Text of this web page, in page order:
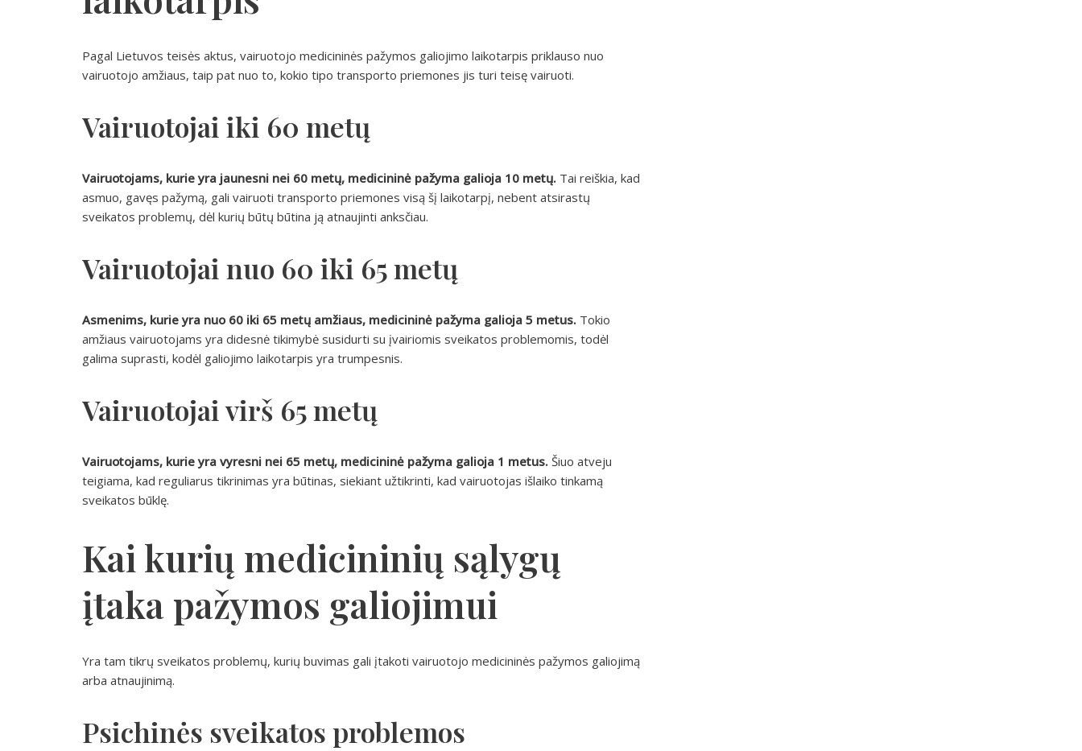
Pagal Lietuvos teisės aktus, vairuotojo medicininės pažymos galiojimo laikotarpis priklauso nuo
vairuotojo amžiaus, taip pat nuo to, kokio tipo transporto priemones jis turi teisę vairuoti.
Vairuotojai iki 60 metų
Vairuotojams, kurie yra jaunesni nei 60 metų, medicininė pažyma galioja 10 metų. Tai reiškia, kad
asmuo, gavęs pažymą, gali vairuoti transporto priemones visą šį laikotarpį, nebent atsirastų
sveikatos problemų, dėl kurių būtų būtina ją atnaujinti anksčiau.
Vairuotojai nuo 60 iki 65 metų
Asmenims, kurie yra nuo 60 iki 65 metų amžiaus, medicininė pažyma galioja 5 metus. Tokio
amžiaus vairuotojams yra didesnė tikimybė susidurti su įvairiomis sveikatos problemomis, todėl
galima suprasti, kodėl galiojimo laikotarpis yra trumpesnis.
Vairuotojai virš 65 metų
Vairuotojams, kurie yra vyresni nei 65 metų, medicininė pažyma galioja 1 metus. Šiuo atveju
teigiama, kad reguliarus tikrinimas yra būtinas, siekiant užtikrinti, kad vairuotojas išlaiko tinkamą
sveikatos būklę.
Kai kurių medicininių sąlygų
įtaka pažymos galiojimui
Yra tam tikrų sveikatos problemų, kurių buvimas gali įtakoti vairuotojo medicininės pažymos galiojimą
arba atnaujinimą.
Psichinės sveikatos problemos